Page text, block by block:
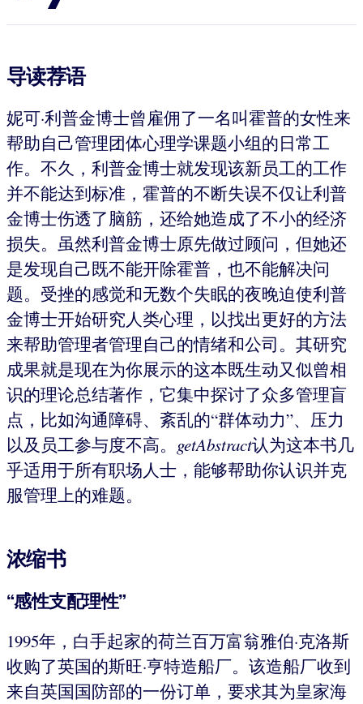
导读荐语
妮可·利普金博士曾雇佣了一名叫霍普的女性来
帮助自己管理团体心理学课题小组的日常工
作。不久，利普金博士就发现该新员工的工作
并不能达到标准，霍普的不断失误不仅让利普
金博士伤透了脑筋，还给她造成了不小的经济
损失。虽然利普金博士原先做过顾问，但她还
是发现自己既不能开除霍普，也不能解决问
题。受挫的感觉和无数个失眠的夜晚迫使利普
金博士开始研究人类心理，以找出更好的方法
来帮助管理者管理自己的情绪和公司。其研究
成果就是现在为你展示的这本既生动又似曾相
识的理论总结著作，它集中探讨了众多管理盲
点，比如沟通障碍、紊乱的“群体动力”、压力
以及员工参与度不高。 getAbstract认为这本书几
乎适用于所有职场人士，能够帮助你认识并克
服管理上的难题。
浓缩书
“感性支配理性”
1995年，白手起家的荷兰百万富翁雅伯·克洛斯
收购了英国的斯旺·亨特造船厂。该造船厂收到
来自英国国防部的一份订单，要求其为皇家海